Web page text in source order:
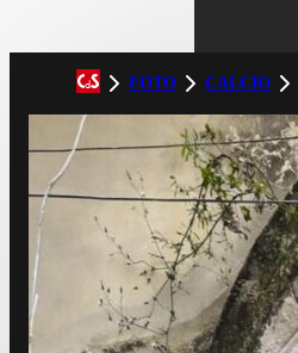
FOTO CALCIO